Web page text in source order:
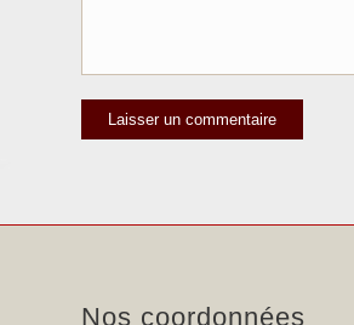
Nos coordonnées